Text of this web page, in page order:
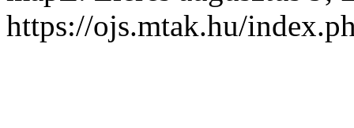
https://ojs.mtak.hu/